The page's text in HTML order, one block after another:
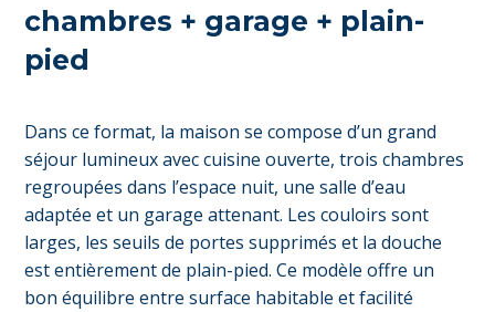
chambres + garage + plain-
pied
Dans ce format, la maison se compose d’un grand
séjour lumineux avec cuisine ouverte, trois chambres
regroupées dans l’espace nuit, une salle d’eau
adaptée et un garage attenant. Les couloirs sont
larges, les seuils de portes supprimés et la douche
est entièrement de plain-pied. Ce modèle offre un
bon équilibre entre surface habitable et facilité